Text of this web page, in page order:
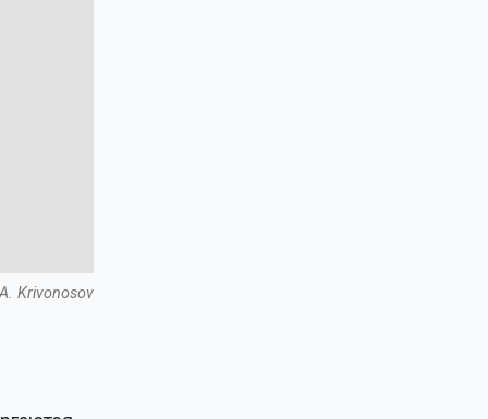
Krivonosov